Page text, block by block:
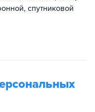
спутниковой